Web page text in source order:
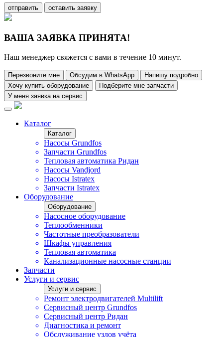
отправить оставить заявку
ВАША ЗАЯВКА ПРИНЯТА!
Наш менеджер свяжется с вами в течение 10 минут.
Перезвоните мне Обсудим в WhatsApp
Напишу подробно
Хочу купить оборудование
Подберите мне запчасти
У меня заявка на сервис
Каталог
Каталог
Насосы Grundfos
Запчасти Grundfos
Тепловая автоматика Ридан
Насосы Vandjord
Насосы Istratex
Запчасти Istratex
Оборудование
Оборудование
Насосное оборудование
Теплообменники
Частотные преобразователи
Шкафы управления
Тепловая автоматика
Канализационные насосные станции
Запчасти
Услуги и сервис
Услуги и сервис
Ремонт электродвигателей Multilift
Сервисный центр Grundfos
Сервисный центр Ридан
Диагностика и ремонт
Обслуживание узлов учёта